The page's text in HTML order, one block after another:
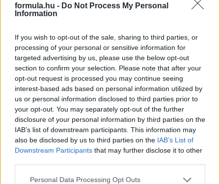
formula.hu - Do Not Process My Personal
Information
If you wish to opt-out of the sale, sharing to third parties, or
processing of your personal or sensitive information for
targeted advertising by us, please use the below opt-out
section to confirm your selection. Please note that after your
opt-out request is processed you may continue seeing
interest-based ads based on personal information utilized by
us or personal information disclosed to third parties prior to
your opt-out. You may separately opt-out of the further
disclosure of your personal information by third parties on the
IAB’s list of downstream participants. This information may
also be disclosed by us to third parties on the IAB’s List of
Downstream Participants that may further disclose it to other
Please note that this website/app uses one or more Google
Personal Data Processing Opt Outs
— Scuderia AlphaTauri (@AlphaTauriF1)October 8,
08:01
Elindult a Q1, szokás szerint 18 perc áll a pilóták
rendelkezésére, hogy elkerüljék az utolsó öt pozíciót.
07:59
Közben megszületett az ítélet az imént említett Albon-ügyben:
1000 eurós bírságot kapott a Williams. Az egyik gumi ugyanis
egy másik szettből került az autóra, nem ugyanabból, mint a